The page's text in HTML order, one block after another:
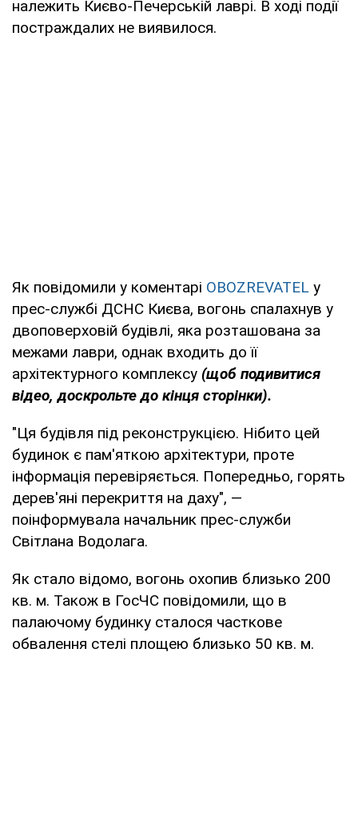
належить Києво-Печерській лаврі. В ході події
постраждалих не виявилося.
Як повідомили у коментарі OBOZREVATEL у
прес-службі ДСНС Києва, вогонь спалахнув у
двоповерховій будівлі, яка розташована за
межами лаври, однак входить до її
архітектурного комплексу (щоб подивитися
відео, доскрольте до кінця сторінки).
"Ця будівля під реконструкцією. Нібито цей
будинок є пам'яткою архітектури, проте
інформація перевіряється. Попередньо, горять
дерев'яні перекриття на даху", —
поінформувала начальник прес-служби
Світлана Водолага.
Як стало відомо, вогонь охопив близько 200
кв. м. Також в ГосЧС повідомили, що в
палаючому будинку сталося часткове
обвалення стелі площею близько 50 кв. м.